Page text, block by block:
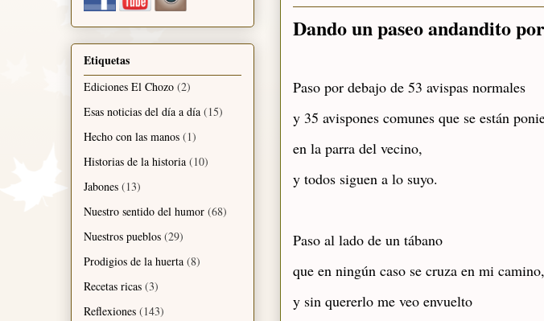
Dando un paseo andandito
Paso por debajo de 53 avispas normales
y 35 avispones comunes que se están
en la parra del vecino,
y todos siguen a lo suyo.
Paso al lado de un tábano
que en ningún caso se cruza en mi camino,
y sin quererlo me veo envuelto
Etiquetas
Ediciones El Chozo (2)
Esas noticias del día a día (15)
Hecho con las manos (1)
Historias de la historia (10)
Jabones (13)
Nuestro sentido del humor (68)
Nuestros pueblos (29)
Prodigios de la huerta (8)
Recetas ricas (3)
Reflexiones (143)